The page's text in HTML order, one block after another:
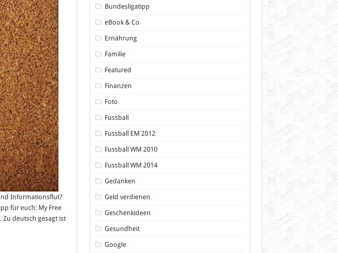
Informationsflut?
für euch: My Free
Zu deutsch gesagt ist
Bundesligatipp
eBook & Co
Ernährung
Familie
Featured
Finanzen
Foto
Fussball
Fussball EM 2012
Fussball WM 2010
Fussball WM 2014
Gedanken
Geld verdienen
Geschenkideen
Gesundheit
Google